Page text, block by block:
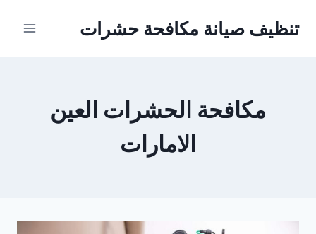
تنظيف صيانة مكافحة حشرات
مكافحة الحشرات العين
الامارات